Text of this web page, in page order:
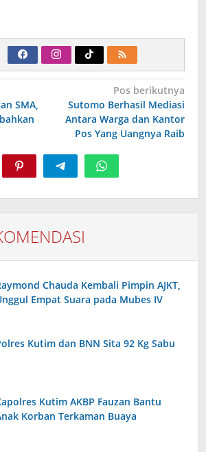
SMA,
Pos berikutnya
Sutomo Berhasil Mediasi
Antara Warga dan Kantor
Pos Yang Uangnya Raib
Chauda Kembali Pimpin AJKT,
Empat Suara pada Mubes IV
Kutim dan BNN Sita 92 Kg Sabu
Kutim AKBP Fauzan Bantu
Korban Terkaman Buaya